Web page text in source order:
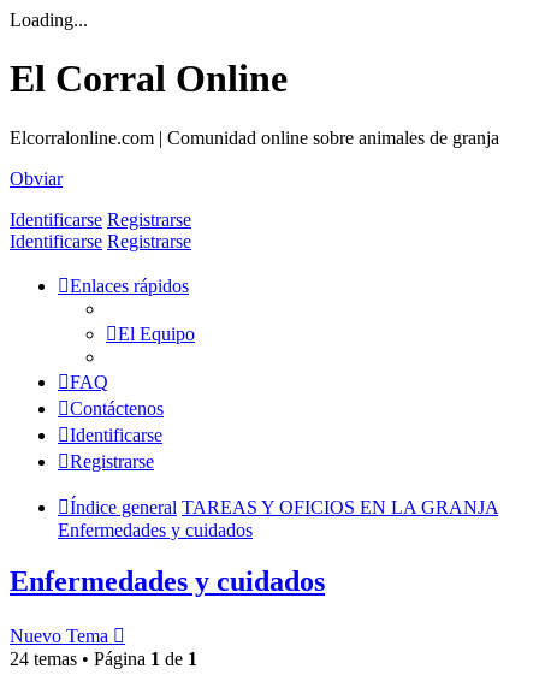
Loading...
El Corral Online
Elcorralonline.com | Comunidad online sobre animales de granja
Obviar
Identificarse Registrarse
Identificarse Registrarse
Enlaces rápidos
El Equipo
FAQ
Contáctenos
Identificarse
Registrarse
Índice general TAREAS Y OFICIOS EN LA GRANJA
Enfermedades y cuidados
Enfermedades y cuidados
Nuevo Tema
24 temas • Página 1 de 1